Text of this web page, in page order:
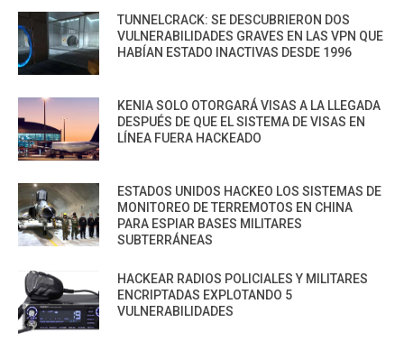
TUNNELCRACK: SE DESCUBRIERON DOS
VULNERABILIDADES GRAVES EN LAS VPN QUE
HABÍAN ESTADO INACTIVAS DESDE 1996
KENIA SOLO OTORGARÁ VISAS A LA LLEGADA
DESPUÉS DE QUE EL SISTEMA DE VISAS EN
LÍNEA FUERA HACKEADO
ESTADOS UNIDOS HACKEO LOS SISTEMAS DE
MONITOREO DE TERREMOTOS EN CHINA
PARA ESPIAR BASES MILITARES
SUBTERRÁNEAS
HACKEAR RADIOS POLICIALES Y MILITARES
ENCRIPTADAS EXPLOTANDO 5
VULNERABILIDADES